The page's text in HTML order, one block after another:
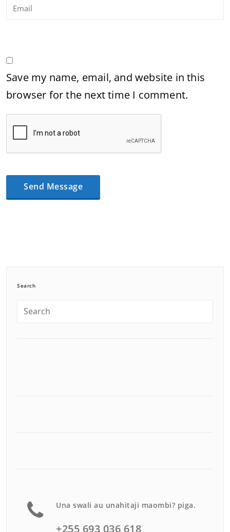
Save my name, email, and website in this
browser for the next time I comment.
Search
Una swali au unahitaji maombi? piga.
+255 693 036 618